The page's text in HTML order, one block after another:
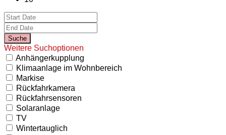
Weitere Suchoptionen
Anhängerkupplung
Klimaanlage im Wohnbereich
Markise
Rückfahrkamera
Rückfahrsensoren
Solaranlage
TV
Wintertauglich